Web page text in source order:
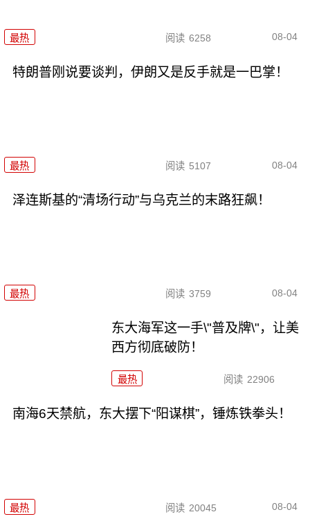
最热 阅读 6258 08-04
特朗普刚说要谈判，伊朗又是反手就是一巴掌！
最热 阅读 5107 08-04
泽连斯基的“清场行动”与乌克兰的末路狂飙！
最热 阅读 3759 08-04
东大海军这一手\"普及牌\"，让美
西方彻底破防！
最热 阅读 22906
南海6天禁航，东大摆下“阳谋棋”，锤炼铁拳头！
最热 阅读 20045 08-04